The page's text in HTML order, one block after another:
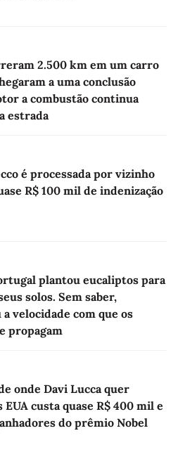
2.500 km em um carro
a uma conclusão
a combustão continua
estrada
é processada por vizinho
R$ 100 mil de indenização
plantou eucaliptos para
solos. Sem saber,
velocidade com que os
propagam
onde Davi Lucca quer
custa quase R$ 400 mil e
do prêmio Nobel